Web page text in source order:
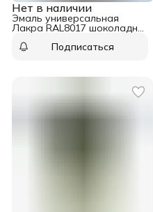
Нет в наличии
Эмаль универсальная
Лакра RAL8017 шоколадно-
мл Подписаться